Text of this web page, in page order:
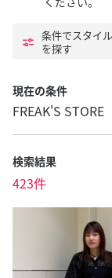
現在の条件
FREAK'S STORE
検索結果
423件
条件でスタイル
を探す